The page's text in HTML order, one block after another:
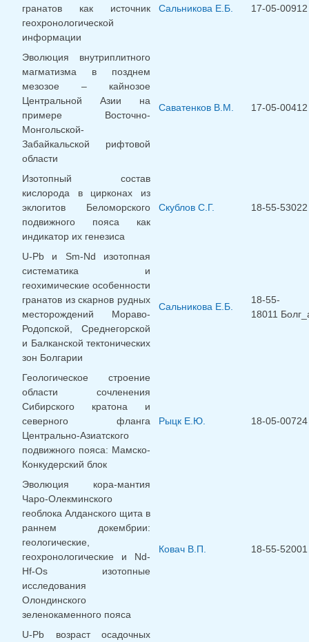
гранатов как источник
геохронологической
информации
Сальникова Е.Б. 17-05-00912
Эволюция внутриплитного
магматизма в позднем
мезозое – кайнозое
Центральной Азии на
примере Восточно-
Монгольской-
Забайкальской рифтовой
области
Саватенков В.М. 17-05-00412
Изотопный состав
кислорода в цирконах из
эклогитов Беломорского
подвижного пояса как
индикатор их генезиса
Скублов С.Г. 18-55-53022
U-Pb и Sm-Nd изотопная
систематика и
геохимические особенности
гранатов из скарнов рудных
месторождений Мораво-
Родопской, Среднегорской
и Балканской тектонических
зон Болгарии
Сальникова Е.Б.
18-55-
18011
Геологическое строение
области сочленения
Сибирского кратона и
северного фланга
Центрально-Азиатского
подвижного пояса: Мамско-
Конкудерский блок
Рыцк Е.Ю. 18-05-00724
Эволюция кора-мантия
Чаро-Олекминского
геоблока Алданского щита в
раннем докембрии:
геологические,
геохронологические и Nd-
Hf-Os изотопные
исследования
Олондинского
зеленокаменного пояса
Ковач В.П. 18-55-52001
U-Pb возраст осадочных